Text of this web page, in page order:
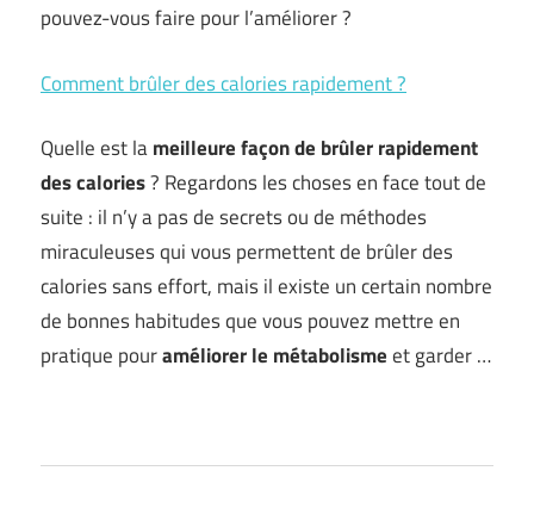
pouvez-vous faire pour l’améliorer ?
Comment brûler des calories rapidement ?
Quelle est lameilleure façon de brûler rapidement
des calories? Regardons les choses en face tout de
suite : il n’y a pas de secrets ou de méthodes
miraculeuses qui vous permettent de brûler des
calories sans effort, mais il existe un certain nombre
de bonnes habitudes que vous pouvez mettre en
pratique pouraméliorer le métabolismeet garder …